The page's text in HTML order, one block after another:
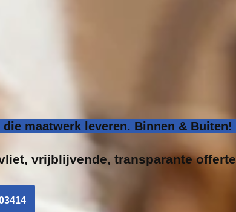
maatwerk leveren. Binnen & Buiten!
vrijblijvende, transparante offerte